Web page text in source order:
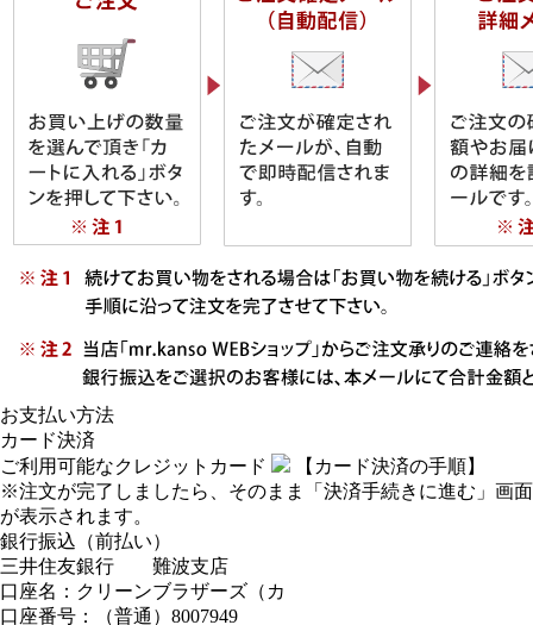
お支払い方法
カード決済
ご利用可能なクレジットカード
【カード決済の手順】
※注文が完了しましたら、そのまま「決済手続きに進む」画面
が表示されます。
銀行振込（前払い）
三井住友銀行 難波支店
口座名：クリーンブラザーズ（カ
口座番号：（普通）8007949